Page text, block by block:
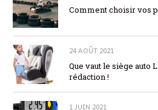
Comment choisir vos
24 AOÛT 2021
Que vaut le siège auto
rédaction !
1 JUIN 2021